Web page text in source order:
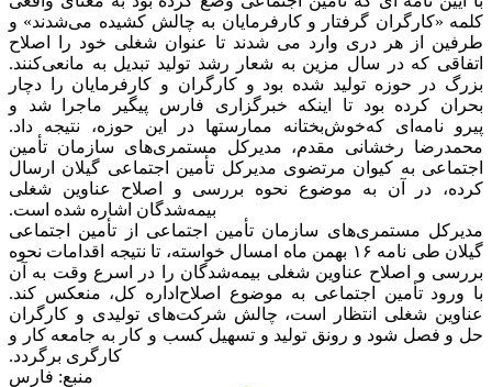
کلمه «کارگران گرفتار و کارفرمایان به چالش کشیده می‌شدند» و
طرفین از هر دری وارد می شدند تا عنوان شغلی خود را اصلاح
کنند.اتفاقی که در سال مزین به شعار رشد تولید تبدیل به مانعی
بزرگ در حوزه تولید شده بود و کارگران و کارفرمایان را دچار
بحران کرده بود تا اینکه خبرگزاری فارس پیگیر ماجرا شد و
خوش‌بختانه ممارستها در این حوزه، نتیجه داد.پیرو نامه‌ای که
محمدرضا رخشانی مقدم، مدیرکل مستمری‌های سازمان تأمین
اجتماعی به کیوان مرتضوی مدیرکل تأمین اجتماعی گیلان ارسال
کرده، در آن به موضوع نحوه بررسی و اصلاح عناوین شغلی
بیمه‌شدگان اشاره شده است.
مدیرکل مستمری‌های سازمان تأمین اجتماعی از تأمین اجتماعی
گیلان طی نامه ۱۶ بهمن ماه امسال خواسته، تا نتیجه اقدامات نحوه
بررسی و اصلاح عناوین شغلی بیمه‌شدگان را در اسرع وقت به آن
اداره کل، منعکس کند. با ورود تأمین اجتماعی به موضوع اصلاح
عناوین شغلی انتظار است، چالش شرکت‌های تولیدی و کارگران
حل و فصل شود و رونق تولید و تسهیل کسب و کار به جامعه کار و
کارگری برگردد.
منبع: فارس